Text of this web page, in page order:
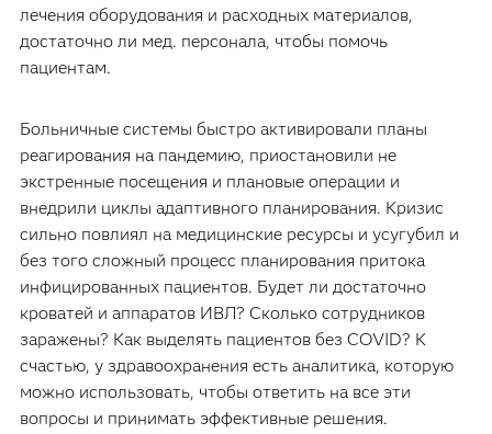
лечения оборудования и расходных материалов,
достаточно ли мед. персонала, чтобы помочь
пациентам.
Больничные системы быстро активировали планы
реагирования на пандемию, приостановили не
экстренные посещения и плановые операции и
внедрили циклы адаптивного планирования. Кризис
сильно повлиял на медицинские ресурсы и усугубил и
без того сложный процесс планирования притока
инфицированных пациентов. Будет ли достаточно
кроватей и аппаратов ИВЛ? Сколько сотрудников
заражены? Как выделять пациентов без COVID? К
счастью, у здравоохранения есть аналитика, которую
можно использовать, чтобы ответить на все эти
вопросы и принимать эффективные решения.